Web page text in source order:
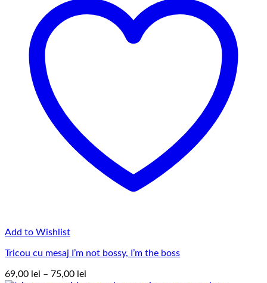
Add to Wishlist
Tricou cu mesaj I’m not bossy, I’m the boss
69,00 lei – 75,00 lei